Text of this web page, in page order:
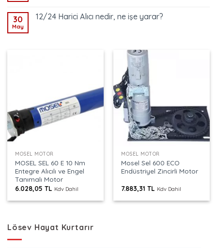
30
May
12/24 Harici Alıcı nedir, ne işe yarar?
MOSEL MOTOR
MOSEL SEL 60 E 10 Nm
Entegre Alıcılı ve Engel
Tanımalı Motor
6.028,05TL Kdv Dahil
MOSEL MOTOR
Mosel Sel 600 ECO
Endüstriyel Zincirli Motor
7.883,31TL Kdv Dahil
Lösev Hayat Kurtarır